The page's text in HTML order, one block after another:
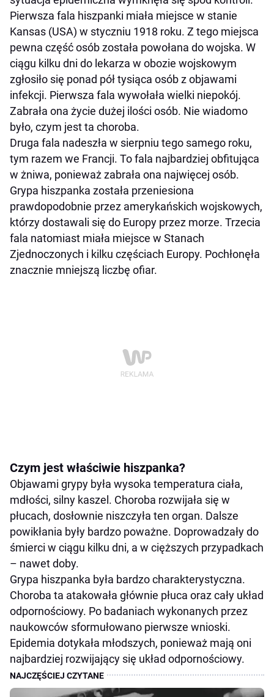
Pierwsza fala hiszpanki miała miejsce w stanie
Kansas (USA) w styczniu 1918 roku. Z tego miejsca
pewna część osób została powołana do wojska. W
ciągu kilku dni do lekarza w obozie wojskowym
zgłosiło się ponad pół tysiąca osób z objawami
infekcji. Pierwsza fala wywołała wielki niepokój.
Zabrała ona życie dużej ilości osób. Nie wiadomo
było, czym jest ta choroba.
Druga fala nadeszła w sierpniu tego samego roku,
tym razem we Francji. To fala najbardziej obfitująca
w żniwa, ponieważ zabrała ona najwięcej osób.
Grypa hiszpanka została przeniesiona
prawdopodobnie przez amerykańskich wojskowych,
którzy dostawali się do Europy przez morze. Trzecia
fala natomiast miała miejsce w Stanach
Zjednoczonych i kilku częściach Europy. Pochłonęła
znacznie mniejszą liczbę ofiar.
Czym jest właściwie hiszpanka?
Objawami grypy była wysoka temperatura ciała,
mdłości, silny kaszel. Choroba rozwijała się w
płucach, dosłownie niszczyła ten organ. Dalsze
powikłania były bardzo poważne. Doprowadzały do
śmierci w ciągu kilku dni, a w cięższych przypadkach
– nawet doby.
Grypa hiszpanka była bardzo charakterystyczna.
Choroba ta atakowała głównie płuca oraz cały układ
odpornościowy. Po badaniach wykonanych przez
naukowców sformułowano pierwsze wnioski.
Epidemia dotykała młodszych, ponieważ mają oni
najbardziej rozwijający się układ odpornościowy.